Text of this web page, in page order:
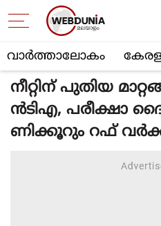
വാര്‍ത്താലോകം
നീറ്റിന് പുതിയ
ന്‍ടിഎ, പരീക്ഷാ
ണിക്കൂറും റഫ്